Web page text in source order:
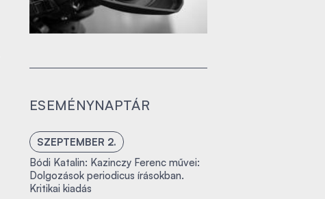
ESEMÉNYNAPTÁR
SZEPTEMBER 2.
Bódi Katalin: Kazinczy Ferenc művei:
Dolgozások periodicus írásokban.
Kritikai kiadás